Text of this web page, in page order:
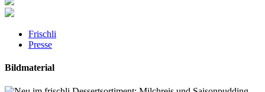
Frischli
Presse
Bildmaterial